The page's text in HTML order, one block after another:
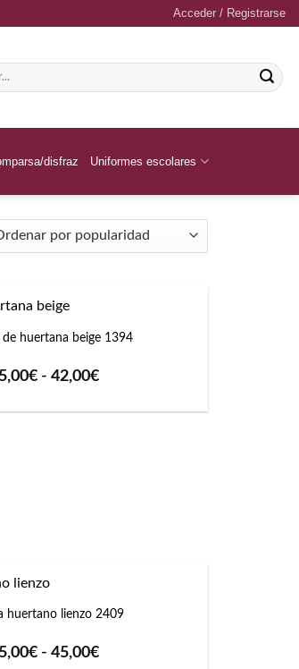
Acceder / Registrarse
disfraz Uniformes escolares
huertana beige 1394
€ - 42,00€Rango
precios:
huertano lienzo 2409
€ - 45,00€Rango